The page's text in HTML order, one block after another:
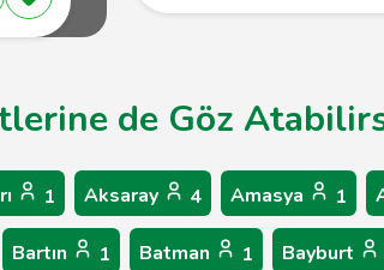
de Göz
1 Aksaray 4 Amasya 1
Bartın 1 Batman 1 Bayburt